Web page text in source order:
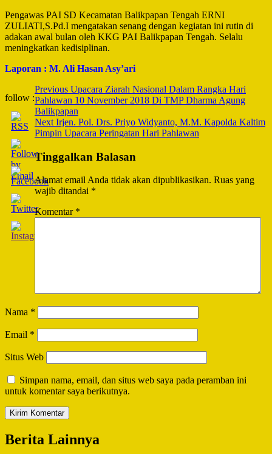
Pengawas PAI SD Kecamatan Balikpapan Tengah ERNI
ZULIATI,S.Pd.I mengatakan senang dengan kegiatan ini rutin di
adakan awal bulan oleh KKG PAI Balikpapan Tengah. Selalu
meningkatkan kedisiplinan.
Laporan : M. Ali Hasan Asy’ari
follow :
Post
Navigation
Previous Upacara Ziarah Nasional Dalam Rangka Hari
Pahlawan 10 November 2018 Di TMP Dharma Agung
Balikpapan
Next Irjen. Pol. Drs. Priyo Widyanto, M.M. Kapolda Kaltim
Pimpin Upacara Peringatan Hari Pahlawan
Tinggalkan Balasan
Alamat email Anda tidak akan dipublikasikan. Ruas yang
wajib ditandai *
Komentar *
Nama *
Email *
Situs Web
Simpan nama, email, dan situs web saya pada peramban ini
untuk komentar saya berikutnya.
Berita Lainnya